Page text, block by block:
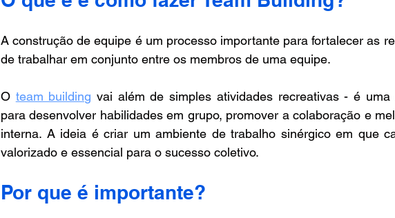
A construção de equipe é um processo importante para fortalecer as
de trabalhar em conjunto entre os membros de uma equipe.
O team building vai além de simples atividades recreativas - é uma
para desenvolver habilidades em grupo, promover a colaboração e
interna. A ideia é criar um ambiente de trabalho sinérgico em que
valorizado e essencial para o sucesso coletivo.
Por que é importante?